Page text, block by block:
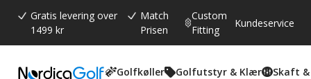
Gratis levering over
1499 kr
Match
Prisen
Custom
Fitting
Kundeservice
Golfkøller Golfutstyr & Klær Skaft &